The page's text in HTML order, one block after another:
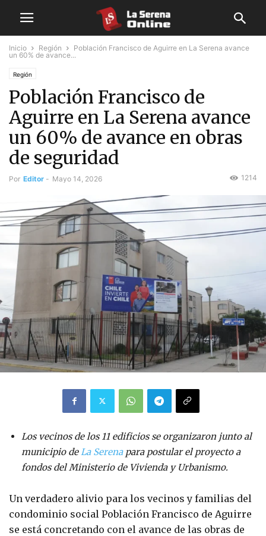
Inicio Región
Población Francisco de Aguirre en La Serena avance
un 60% de avance...
Región
Población Francisco de
Aguirre en La Serena avance
un 60% de avance en obras
de seguridad
Por Editor - Mayo 14, 2026 1214
Los vecinos de los 11 edificios se organizaron junto al
municipio deLa Serenapara postular el proyecto a
fondos del Ministerio de Vivienda y Urbanismo.
Un verdadero alivio para los vecinos y familias del
condominio social Población Francisco de Aguirre
se está concretando con el avance de las obras de